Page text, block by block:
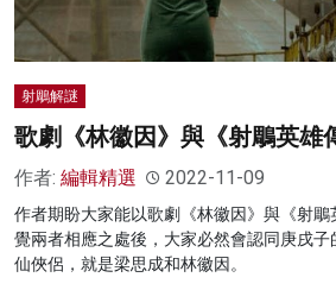
射鵰解謎
歌劇《林徽因》與《射鵰英雄
作者: 編輯精選 2022-11-09
作者期盼大家能以歌劇《林徽因》與《射
覺兩者相應之處後，大家必然會認同庚戌
仙俠侶，就是梁思成和林徽因。